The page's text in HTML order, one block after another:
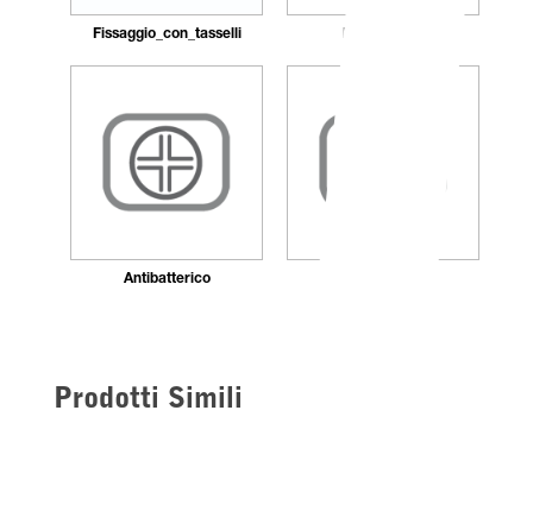
Fissaggio_con_tasselli Ricaricabile
Antibatterico
Prodotti Simili